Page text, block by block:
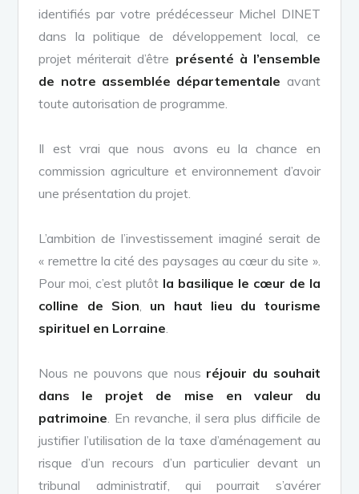
identifiés par votre prédécesseur Michel DINET
dans la politique de développement local, ce
projet mériterait d’être présenté à l’ensemble
de notre assemblée départementale avant
toute autorisation de programme.
Il est vrai que nous avons eu la chance en
commission agriculture et environnement d’avoir
une présentation du projet.
L’ambition de l’investissement imaginé serait de
« remettre la cité des paysages au cœur du site ».
Pour moi, c’est plutôt la basilique le cœur de la
colline de Sion
un haut lieu du tourisme
spirituel en Lorraine
Nous ne pouvons que nous réjouir du souhait
dans le projet de mise en valeur du
patrimoine . En revanche, il sera plus difficile de
justifier l’utilisation de la taxe d’aménagement au
risque d’un recours d’un particulier devant un
tribunal administratif, qui pourrait s’avérer